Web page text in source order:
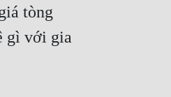
tòng
gì với gia